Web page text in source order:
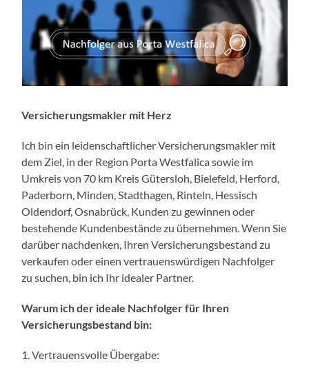
Versicherungsmakler mit Herz
Ich bin ein leidenschaftlicher Versicherungsmakler mit
dem Ziel, in der Region Porta Westfalica sowie im
Umkreis von 70 km Kreis Gütersloh, Bielefeld, Herford,
Paderborn, Minden, Stadthagen, Rinteln, Hessisch
Oldendorf, Osnabrück, Kunden zu gewinnen oder
bestehende Kundenbestände zu übernehmen. Wenn Sie
darüber nachdenken, Ihren Versicherungsbestand zu
verkaufen oder einen vertrauenswürdigen Nachfolger
zu suchen, bin ich Ihr idealer Partner.
Warum ich der ideale Nachfolger für Ihren
Versicherungsbestand bin:
1. Vertrauensvolle Übergabe: